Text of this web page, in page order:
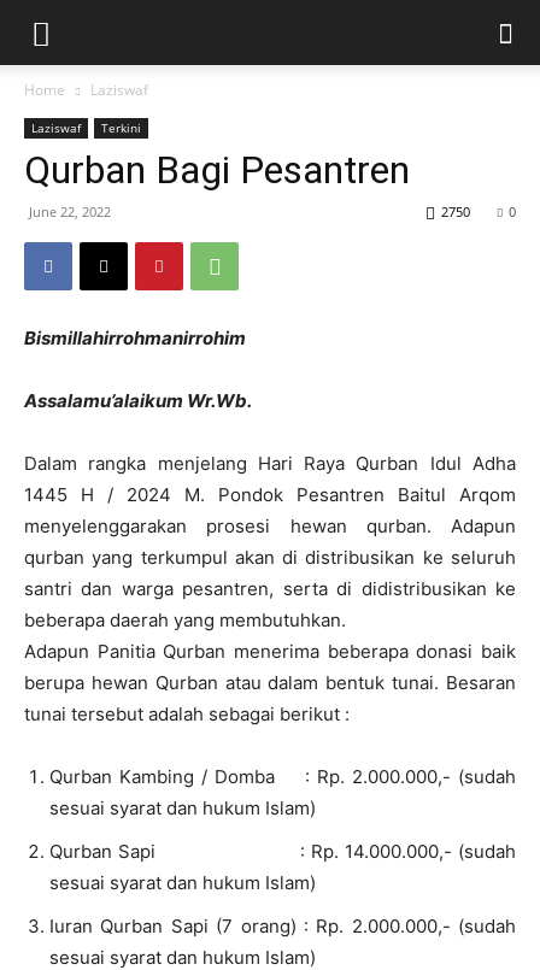
Home Laziswaf
Laziswaf Terkini
Qurban Bagi Pesantren
June 22, 2022 0
2750
Bismillahirrohmanirrohim
Assalamu’alaikum Wr.Wb.
Dalam rangka menjelang Hari Raya Qurban Idul Adha
1445 H / 2024 M. Pondok Pesantren Baitul Arqom
menyelenggarakan prosesi hewan qurban. Adapun
qurban yang terkumpul akan di distribusikan ke seluruh
santri dan warga pesantren, serta di didistribusikan ke
beberapa daerah yang membutuhkan.
Adapun Panitia Qurban menerima beberapa donasi baik
berupa hewan Qurban atau dalam bentuk tunai. Besaran
tunai tersebut adalah sebagai berikut :
Qurban Kambing / Domba : Rp. 2.000.000,- (sudah
sesuai syarat dan hukum Islam)
Qurban Sapi : Rp. 14.000.000,- (sudah
sesuai syarat dan hukum Islam)
Iuran Qurban Sapi (7 orang) : Rp. 2.000.000,- (sudah
sesuai syarat dan hukum Islam)